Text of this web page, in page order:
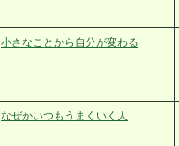
小さなことから自分が変わる
なぜかいつもうまくいく人